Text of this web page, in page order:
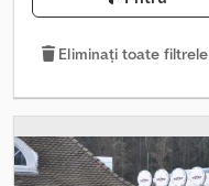
Eliminați toate filtrele